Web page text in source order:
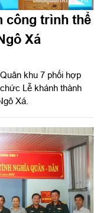
công trình thể
Xá
khu 7 phối hợp
Lễ khánh thành
Xá.